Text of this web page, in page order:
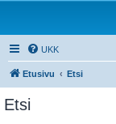
UKK
Etusivu Etsi
Etsi